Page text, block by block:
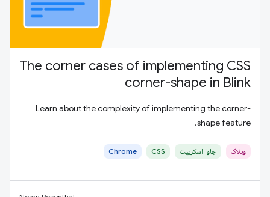
The corner cases of implementing CSS
corner-shape in Blink
Learn about the complexity of implementing the corner-
shape feature.
وبلاگ جاوا اسکریپت CSS
Chrome